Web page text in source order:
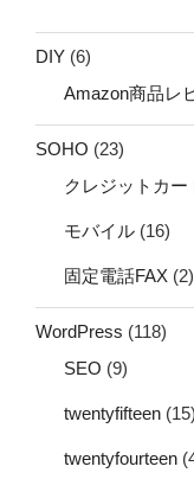
DIY (6)
Amazon商品レ
SOHO (23)
クレジットカー
モバイル (16)
固定電話FAX (2)
WordPress (118)
SEO (9)
twentyfifteen (15)
twentyfourteen